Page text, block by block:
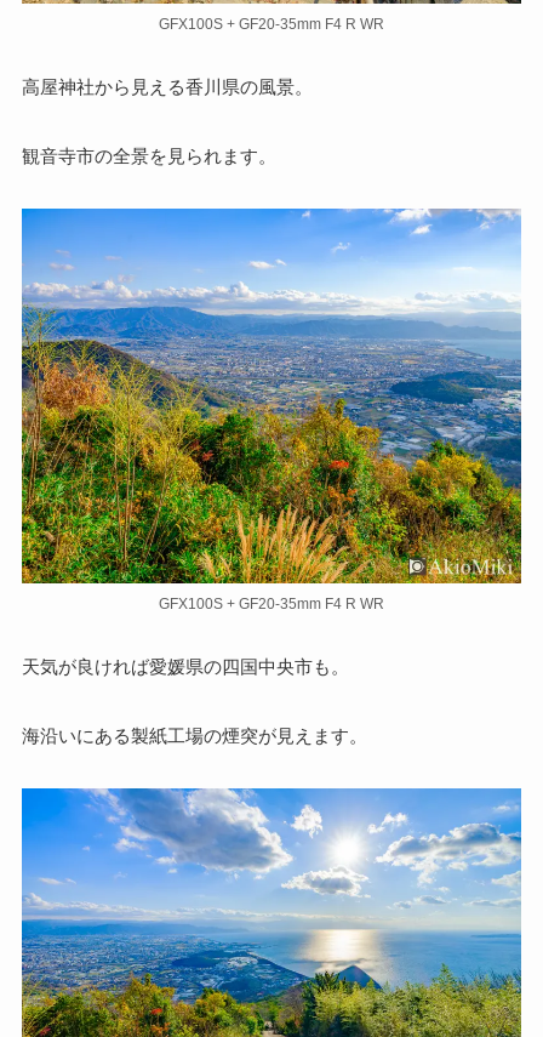
GFX100S + GF20-35mm F4 R WR
高屋神社から見える香川県の風景。
観音寺市の全景を見られます。
GFX100S + GF20-35mm F4 R WR
天気が良ければ愛媛県の四国中央市も。
海沿いにある製紙工場の煙突が見えます。